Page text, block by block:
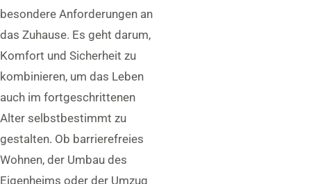
besondere Anforderungen an
das Zuhause. Es geht darum,
Komfort und Sicherheit zu
kombinieren, um das Leben
auch im fortgeschrittenen
Alter selbstbestimmt zu
gestalten. Ob barrierefreies
Wohnen, der Umbau des
Eigenheims oder der Umzug